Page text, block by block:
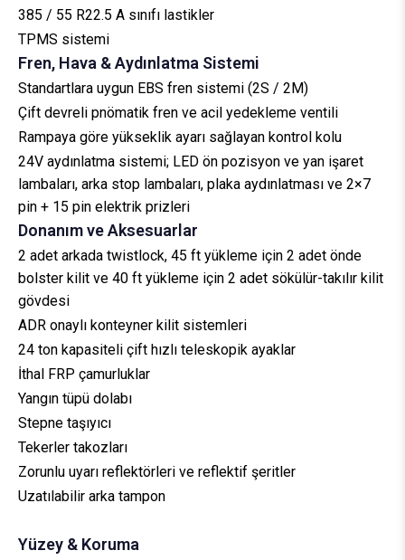
385 / 55 R22.5 A sınıfı lastikler
TPMS sistemi
Fren, Hava & Aydınlatma Sistemi
Standartlara uygun EBS fren sistemi (2S / 2M)
Çift devreli pnömatik fren ve acil yedekleme ventili
Rampaya göre yükseklik ayarı sağlayan kontrol kolu
24V aydınlatma sistemi; LED ön pozisyon ve yan işaret
lambaları, arka stop lambaları, plaka aydınlatması ve 2×7
pin + 15 pin elektrik prizleri
Donanım ve Aksesuarlar
2 adet arkada twistlock, 45 ft yükleme için 2 adet önde
bolster kilit ve 40 ft yükleme için 2 adet sökülür-takılır kilit
gövdesi
ADR onaylı konteyner kilit sistemleri
24 ton kapasiteli çift hızlı teleskopik ayaklar
İthal FRP çamurluklar
Yangın tüpü dolabı
Stepne taşıyıcı
Tekerler takozları
Zorunlu uyarı reflektörleri ve reflektif şeritler
Uzatılabilir arka tampon
Yüzey & Koruma